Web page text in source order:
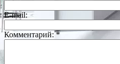
E-mail:
Комментарий:*